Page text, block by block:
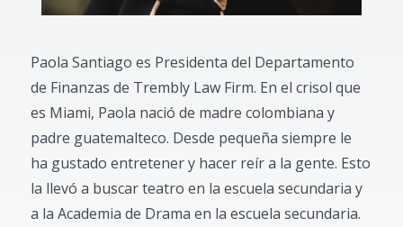
Paola Santiago es Presidenta del Departamento
de Finanzas de Trembly Law Firm. En el crisol que
es Miami, Paola nació de madre colombiana y
padre guatemalteco. Desde pequeña siempre le
ha gustado entretener y hacer reír a la gente. Esto
la llevó a buscar teatro en la escuela secundaria y
a la Academia de Drama en la escuela secundaria.